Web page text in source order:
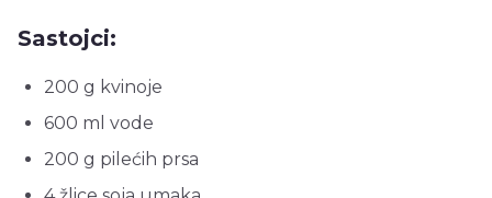
Sastojci:
200 g kvinoje
600 ml vode
200 g pilećih prsa